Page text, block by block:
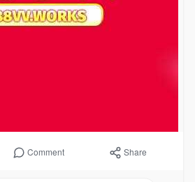
Comment Share